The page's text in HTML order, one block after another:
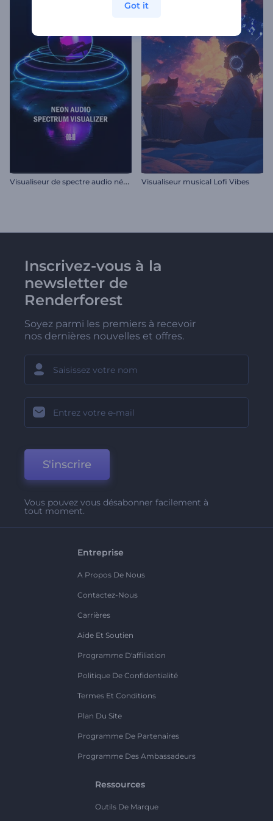
V
isualiseur de spectre audio néon Visualiseur musical Lofi Vibes
Inscrivez-vous à la
newsletter de
Renderforest
Soyez parmi les premiers à recevoir
nos dernières nouvelles et offres.
S'inscrire
Vous pouvez vous désabonner facilement à
tout moment.
Entreprise
A Propos De Nous
Contactez-Nous
Carrières
Aide Et Soutien
Programme D'affiliation
Politique De Confidentialité
Termes Et Conditions
Plan Du Site
Programme De Partenaires
Programme Des Ambassadeurs
Ressources
Outils De Marque
Got it